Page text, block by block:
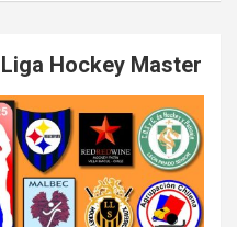
Hockey Master